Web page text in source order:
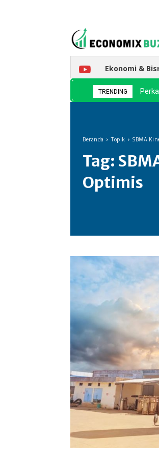
Ekonomi &
TRENDING
Beranda Topik SBMA
Tag:
Optimis